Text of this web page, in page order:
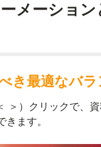
メーショ
き最適なバ
＞）クリックで、
きます。